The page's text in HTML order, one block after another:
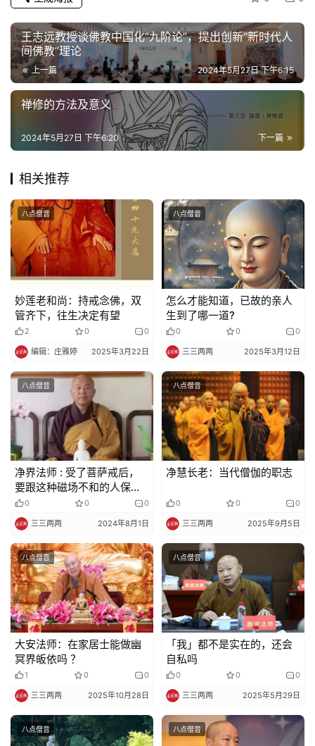
提
专
题
公
慈
佛
教
物
院
巡
礼
视
频
录
佛
教
艺
政
策
法
规
免
责
声
明
登录 注册
王志远教授谈佛教中国化“九阶论”，提出创新“新时代人
间佛教”理论
上一篇 2024年5月27日 下午6:15
禅修的方法及意义
下一篇
2024年5月27日 下午6:20
相关推荐
八点僧音
妙莲老和尚：持戒念佛，双
管齐下，往生决定有望
2 0 0
编辑：庄雅婷 2025年3月22日
八点僧音
怎么才能知道，已故的亲人
生到了哪一道?
0 0 0
三三两两 2025年3月12日
八点僧音
净界法师 : 受了菩萨戒后，
要跟这种磁场不和的人保持
距离
0 0 0
三三两两 2024年8月1日
八点僧音
净慧长老：当代僧伽的职志
0 0 0
三三两两 2025年9月5日
八点僧音
大安法师：在家居士能做幽
冥界皈依吗 ？
1 0 0
三三两两 2025年10月28日
八点僧音
「我」都不是实在的，还会
自私吗
0 0 0
三三两两 2025年5月29日
八点僧音 八点僧音